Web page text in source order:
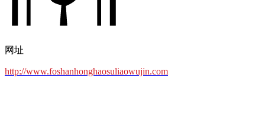
网址
http://www.foshanhonghaosuliaowujin.com